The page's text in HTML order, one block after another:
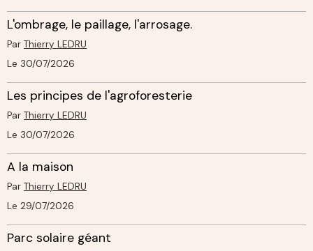
L'ombrage, le paillage, l'arrosage.
Par Thierry LEDRU
Le 30/07/2026
Les principes de l'agroforesterie
Par Thierry LEDRU
Le 30/07/2026
A la maison
Par Thierry LEDRU
Le 29/07/2026
Parc solaire géant